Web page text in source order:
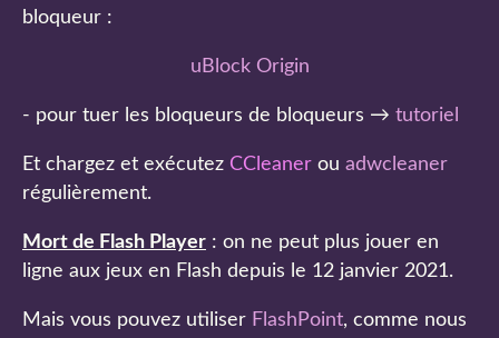
bloqueur :
uBlock Origin
- pour tuer les bloqueurs de bloqueurs → tutoriel
Et chargez et exécutez CCleaner ou adwcleaner
régulièrement.
Mort de Flash Player : on ne peut plus jouer en
ligne aux jeux en Flash depuis le 12 janvier 2021.
Mais vous pouvez utiliser FlashPoint, comme nous